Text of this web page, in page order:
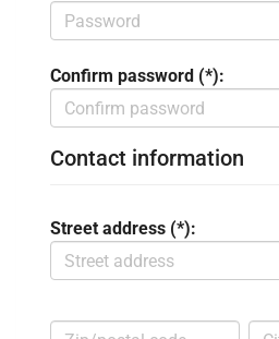
Confirm password (*):
Contact information
Street address (*):